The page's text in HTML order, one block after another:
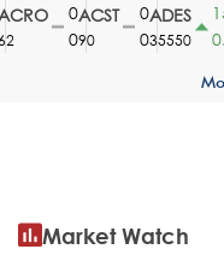
ACST
90
ADES
35550
Market Watch